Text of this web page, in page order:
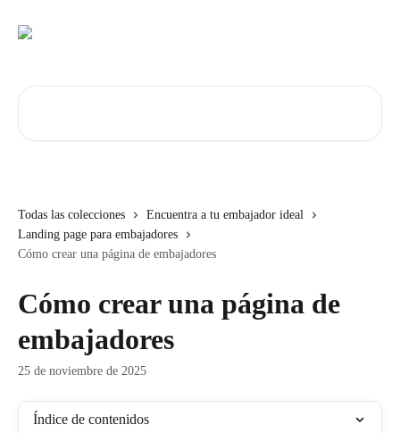
Todas las colecciones
Encuentra a tu embajador ideal
Landing page para embajadores
Cómo crear una página de embajadores
Cómo crear una página de
embajadores
25 de noviembre de 2025
Índice de contenidos